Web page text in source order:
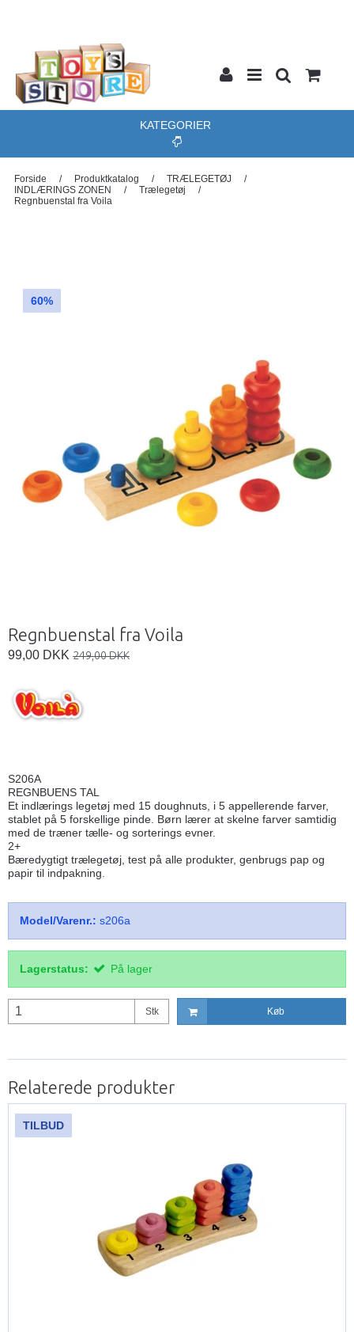
KATEGORIER
Forside / Produktkatalog / TRÆLEGETØJ
/
INDLÆRINGS ZONEN
/ Trælegetøj
/
Regnbuenstal fra Voila
60%
Regnbuenstal fra Voila
99,00 DKK 249,00 DKK
S206A
REGNBUENS TAL
Et indlærings legetøj med 15 doughnuts, i 5 appellerende farver,
stablet på 5 forskellige pinde. Børn lærer at skelne farver samtidig
med de træner tælle- og sorterings evner.
2+
Bæredygtigt trælegetøj, test på alle produkter, genbrugs pap og
papir til indpakning.
Model/Varenr.: s206a
Lagerstatus: På lager
Stk Køb
Relaterede produkter
TILBUD